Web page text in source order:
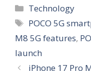
Categories
Technology
Tags
POCO 5G
M8 5G features,
launch
iPhone 17 Pro